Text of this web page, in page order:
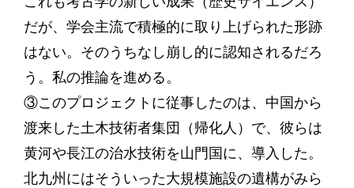
だが、学会主流で積極的に取り上げられた形跡
はない。そのうちなし崩し的に認知されるだろ
う。私の推論を進める。
③このプロジェクトに従事したのは、中国から
渡来した土木技術者集団（帰化人）で、彼らは
黄河や長江の治水技術を山門国に、導入した。
北九州にはそういった大規模施設の遺構がみら